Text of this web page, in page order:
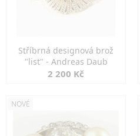
Stříbrná designová brož
"list" - Andreas Daub
2 200 Kč
NOVÉ